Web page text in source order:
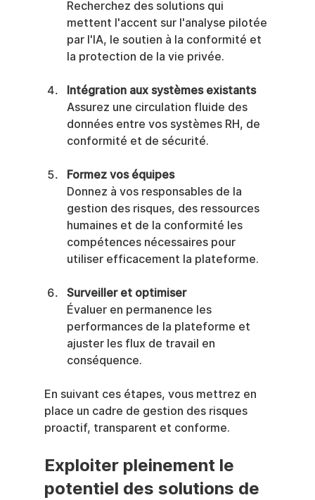
Recherchez des solutions qui
mettent l'accent sur l'analyse pilotée
par l'IA, le soutien à la conformité et
la protection de la vie privée.
Intégration aux systèmes existants
Assurez une circulation fluide des
données entre vos systèmes RH, de
conformité et de sécurité.
Formez vos équipes
Donnez à vos responsables de la
gestion des risques, des ressources
humaines et de la conformité les
compétences nécessaires pour
utiliser efficacement la plateforme.
Surveiller et optimiser
Évaluer en permanence les
performances de la plateforme et
ajuster les flux de travail en
conséquence.
En suivant ces étapes, vous mettrez en
place un cadre de gestion des risques
proactif, transparent et conforme.
Exploiter pleinement le
potentiel des solutions de